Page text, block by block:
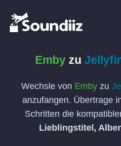
Emby zu
Wechsle von Emby zu
anzufangen. Übertrage
Schritten die
Lieblingstitel,